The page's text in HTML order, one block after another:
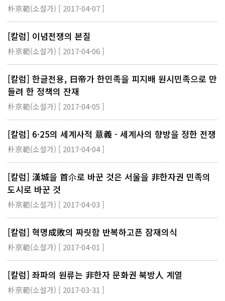
朴京範(소설가) [ 2017-04-07 ]
[칼럼] 이념전쟁의 본질
朴京範(소설가) [ 2017-04-06 ]
[칼럼] 한글전용, 日帝가 한민족을 피지배 원시민족으로 만
들려 한 정책의 잔재
朴京範(소설가) [ 2017-04-05 ]
[칼럼] 6·25의 세계사적 意義 - 세계사의 향방을 정한 전쟁
朴京範(소설가) [ 2017-04-04 ]
[칼럼] 漢城을 首尒로 바꾼 것은 서울을 非한자권 민족의
도시로 바꾼 것
朴京範(소설가) [ 2017-04-03 ]
[칼럼] 혁명成敗의 짜릿함 반복하고픈 잠재의식
朴京範(소설가) [ 2017-04-01 ]
[칼럼] 좌파의 원류는 非한자 문화권 북방人 계열
朴京範(소설가) [ 2017-03-31 ]